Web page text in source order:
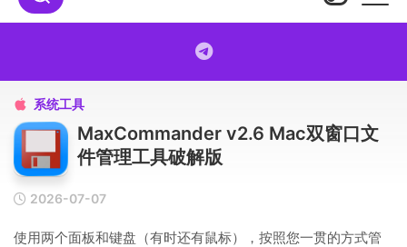
 系统工具
MaxCommander v2.6 Mac双窗口文
件管理工具破解版
2026-07-07
使用两个面板和键盘（有时还有鼠标），按照您一贯的方式管